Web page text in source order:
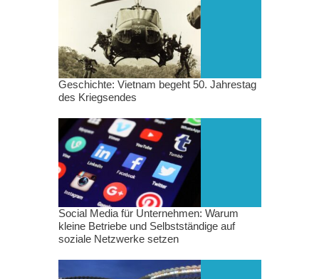
Geschichte: Vietnam begeht 50. Jahrestag
des Kriegsendes
Social Media für Unternehmen: Warum
kleine Betriebe und Selbstständige auf
soziale Netzwerke setzen